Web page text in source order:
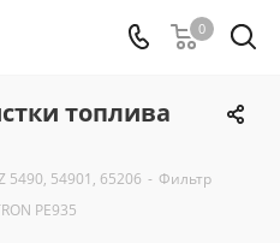
0
топлива
5490, 54901, 65206 - Фильтр
PE935